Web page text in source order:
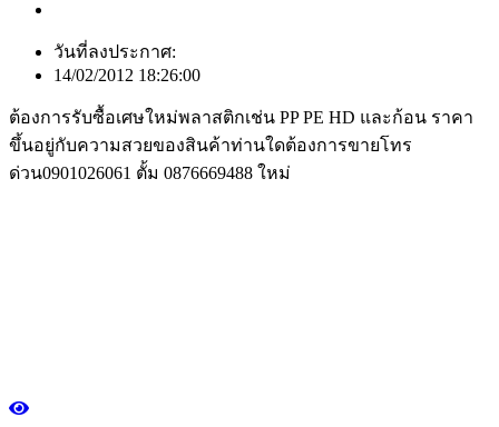
วันที่ลงประกาศ:
14/02/2012 18:26:00
ต้องการรับซื้อเศษใหม่พลาสติกเช่น PP PE HD และก้อน ราคา
ขึ้นอยู่กับความสวยของสินค้าท่านใดต้องการขายโทร
ด่วน0901026061 ตั้ม 0876669488 ใหม่